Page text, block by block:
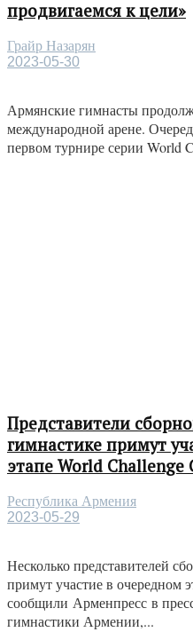
продвигаемся к цели»
Грайр Назарян
2023-05-30
Армянские гимнасты
международной арене.
первом турнире серии World
Представители
гимнастике примут
этапе World Challenge
Республика Армения
2023-05-29
Несколько представителей
примут участие в очередном
сообщили Арменпресс в
гимнастики Армении,...